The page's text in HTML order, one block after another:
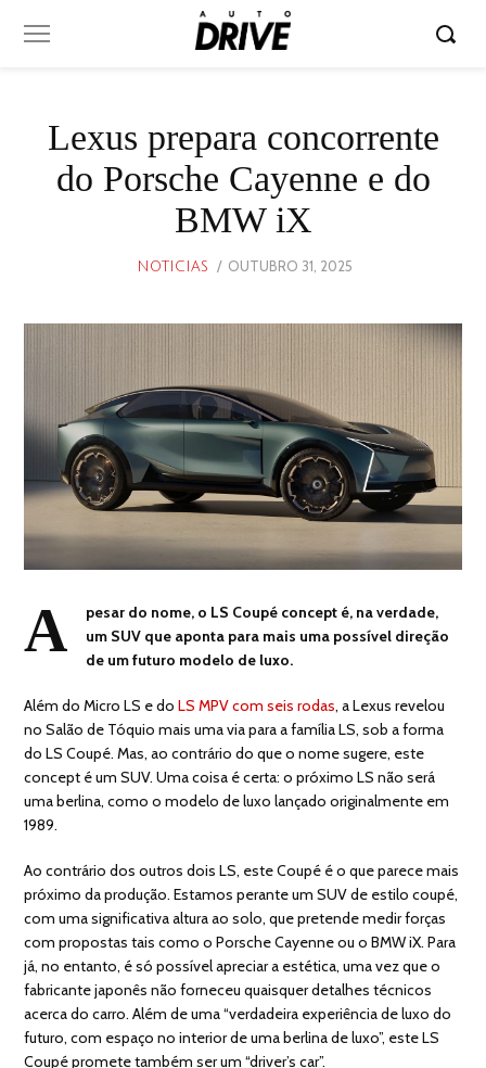
Lexus prepara concorrente
do Porsche Cayenne e do
BMW iX
NOTICIAS
POSTED
OUTUBRO 31, 2025
A
pesar do nome, o LS Coupé concept é, na verdade,
um SUV que aponta para mais uma possível direção
de um futuro modelo de luxo.
Além do Micro LS e doLS MPV com seis rodas, a Lexus revelou
no Salão de Tóquio mais uma via para a família LS, sob a forma
do LS Coupé. Mas, ao contrário do que o nome sugere, este
concept é um SUV. Uma coisa é certa: o próximo LS não será
uma berlina, como o modelo de luxo lançado originalmente em
1989.
Ao contrário dos outros dois LS, este Coupé é o que parece mais
próximo da produção. Estamos perante um SUV de estilo coupé,
com uma significativa altura ao solo, que pretende medir forças
com propostas tais como o Porsche Cayenne ou o BMW iX. Para
já, no entanto, é só possível apreciar a estética, uma vez que o
fabricante japonês não forneceu quaisquer detalhes técnicos
acerca do carro. Além de uma “verdadeira experiência de luxo do
futuro, com espaço no interior de uma berlina de luxo”, este LS
Coupé promete também ser um “driver’s car”.